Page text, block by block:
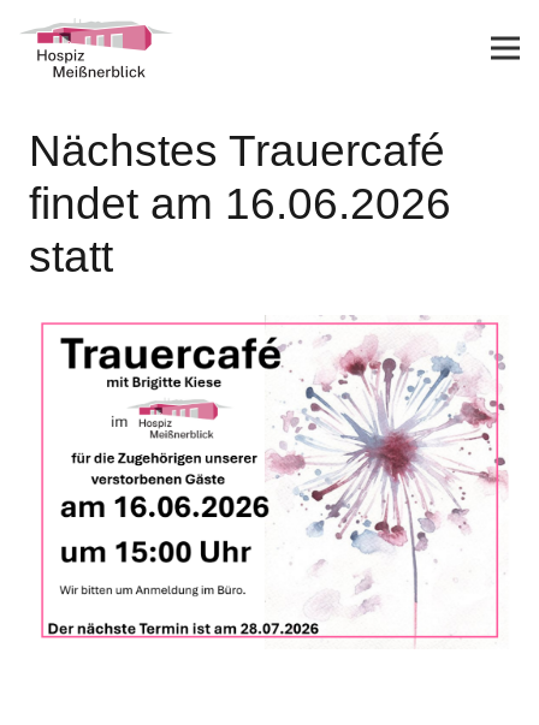
Nächstes Trauercafé
findet am 16.06.2026
statt